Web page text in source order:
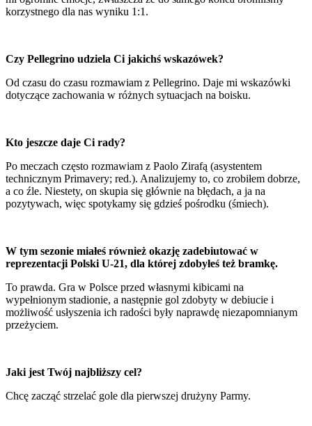
korzystnego dla nas wyniku 1:1.
Czy Pellegrino udziela Ci jakichś wskazówek?
Od czasu do czasu rozmawiam z Pellegrino. Daje mi wskazówki
dotyczące zachowania w różnych sytuacjach na boisku.
Kto jeszcze daje Ci rady?
Po meczach często rozmawiam z Paolo Zirafą (asystentem
technicznym Primavery; red.). Analizujemy to, co zrobiłem dobrze,
a co źle. Niestety, on skupia się głównie na błędach, a ja na
pozytywach, więc spotykamy się gdzieś pośrodku (śmiech).
W tym sezonie miałeś również okazję zadebiutować w
reprezentacji Polski U-21, dla której zdobyłeś też bramkę.
To prawda. Gra w Polsce przed własnymi kibicami na
wypełnionym stadionie, a następnie gol zdobyty w debiucie i
możliwość usłyszenia ich radości były naprawdę niezapomnianym
przeżyciem.
Jaki jest Twój najbliższy cel?
Chcę zacząć strzelać gole dla pierwszej drużyny Parmy.